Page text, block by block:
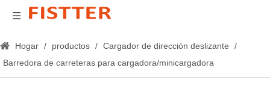
Hogar / productos / Cargador de dirección deslizante
/
Barredora de carreteras para cargadora/minicargadora